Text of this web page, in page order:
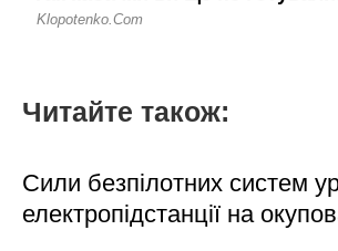
Читайте також:
Сили безпілотних систем
електропідстанції на